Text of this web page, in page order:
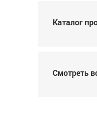
Каталог
Смотреть